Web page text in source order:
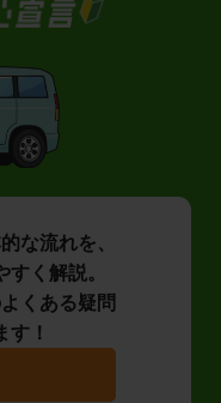
な流れを、
く解説。
くある疑問
！